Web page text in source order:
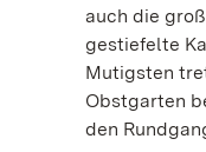
auch die
gestiefelte
Mutigsten
Obstgarten
den